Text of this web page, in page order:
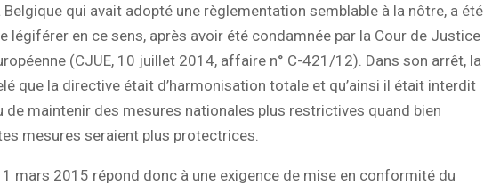
Belgique qui avait adopté une règlementation semblable à la nôtre, a été
légiférer en ce sens, après avoir été condamnée par la Cour de Justice
(CJUE, 10 juillet 2014, affaire n° C-421/12). Dans son arrêt, la
que la directive était d’harmonisation totale et qu’ainsi il était interdit
de maintenir des mesures nationales plus restrictives quand bien
mesures seraient plus protectrices.
mars 2015 répond donc à une exigence de mise en conformité du